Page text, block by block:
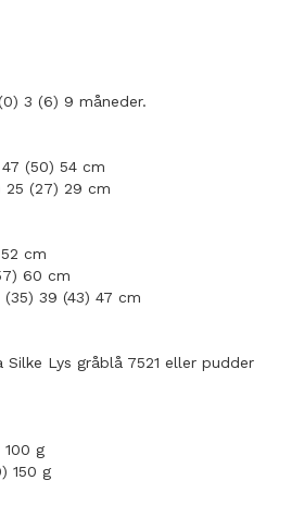
3 (6) 9 måneder.
(50) 54 cm
25 (27) 29 cm
cm
60 cm
39 (43) 47 cm
Silke Lys gråblå 7521 eller pudder
100 g
150 g